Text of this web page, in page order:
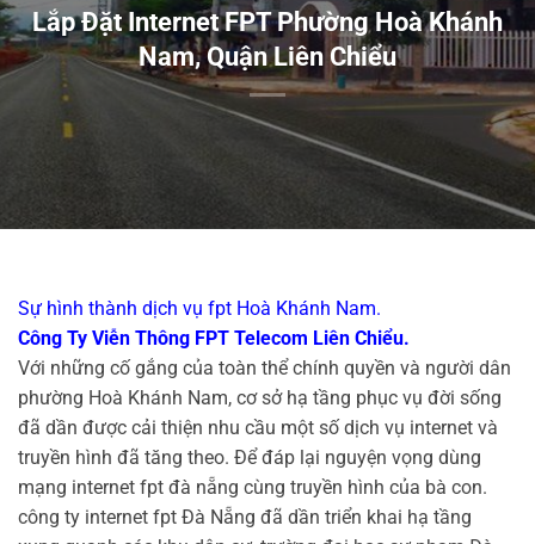
Lắp Đặt Internet FPT Phường Hoà Khánh
Nam, Quận Liên Chiểu
Sự hình thành dịch vụ fpt Hoà Khánh Nam.
Công Ty Viễn Thông FPT Telecom Liên Chiểu.
Với những cố gắng của toàn thể chính quyền và người dân
phường Hoà Khánh Nam, cơ sở hạ tầng phục vụ đời sống
đã dần được cải thiện nhu cầu một số dịch vụ internet và
truyền hình đã tăng theo. Để đáp lại nguyện vọng dùng
mạng internet fpt đà nẵng cùng truyền hình của bà con.
công ty internet fpt Đà Nẵng đã dần triển khai hạ tầng